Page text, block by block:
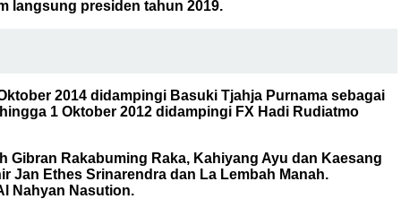
langsung presiden tahun 2019.
2014 didampingi Basuki Tjahja Purnama sebagai
1 Oktober 2012 didampingi FX Hadi Rudiatmo
Rakabuming Raka, Kahiyang Ayu dan Kaesang
Jan Ethes Srinarendra dan La Lembah Manah.
Nahyan Nasution.